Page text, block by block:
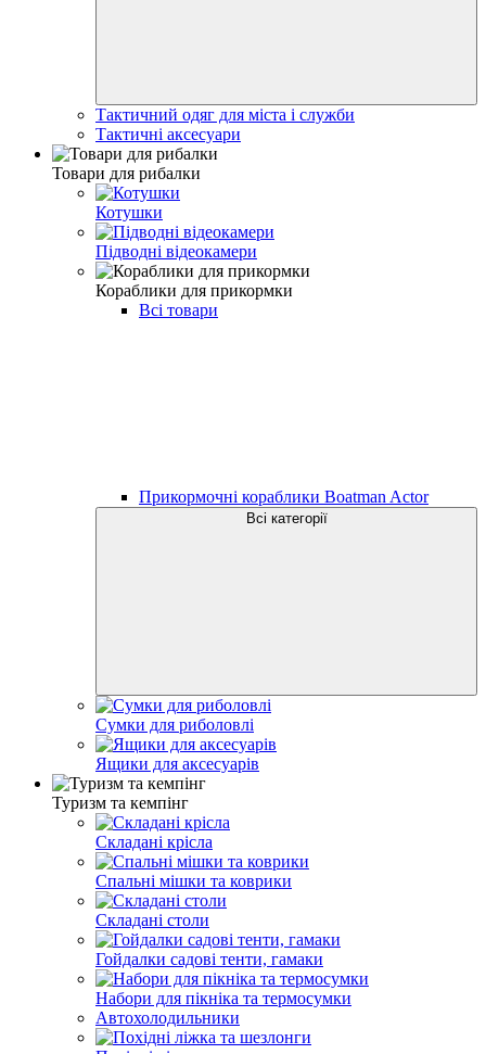
Тактичний одяг для міста і служби
Тактичні аксесуари
Товари для рибалки
Котушки
Підводні відеокамери
Кораблики для прикормки
Всі товари
Прикормочні кораблики Boatman Actor
Всі категорії
Сумки для риболовлі
Ящики для аксесуарів
Туризм та кемпінг
Складані крісла
Спальні мішки та коврики
Складані столи
Гойдалки садові тенти, гамаки
Набори для пікніка та термосумки
Автохолодильники